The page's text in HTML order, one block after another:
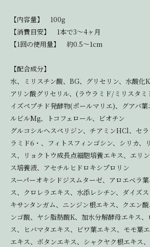
【内容量】 100g
【消費目安】 1本で3～4ヶ月
【1回の使用量】 約0.5～1cm
【配合成分】
水、ミリスチン酸、BG、グリセリン、水酸化
アリン酸グリセリル、(ラウラミド/ミリスタ
イズペプチド発酵物(ポールマリエ)、グアバ
ルビルMg、トコフェロール、ビオチン
グルコシルヘスペリジン、チアミンHCl、セ
ラミド6・、フィトスフィンゴシン、シリカ、
ス、リョクトウ成長点細胞培養エキス、エリ
ス培養液、アセチルヒドロキシプロリン
スーパーオキシドジスムターゼ、アロエベラ
ス、クロレラエキス、水添レシチン、ダイズス
キサンタンガム、ニンジン根エキス、クエン
ンゴ酸、ヤシ脂肪酸K、加水分解酵母エキス
ス、ヒバマタエキス、ビワ葉エキス、モモ葉
エキス、ボタンエキス、シャクヤク根エキス